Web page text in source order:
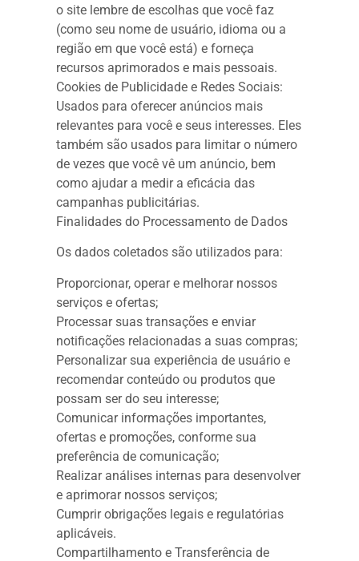
o site lembre de escolhas que você faz
(como seu nome de usuário, idioma ou a
região em que você está) e forneça
recursos aprimorados e mais pessoais.
Cookies de Publicidade e Redes Sociais:
Usados para oferecer anúncios mais
relevantes para você e seus interesses. Eles
também são usados para limitar o número
de vezes que você vê um anúncio, bem
como ajudar a medir a eficácia das
campanhas publicitárias.
Finalidades do Processamento de Dados
Os dados coletados são utilizados para:
Proporcionar, operar e melhorar nossos
serviços e ofertas;
Processar suas transações e enviar
notificações relacionadas a suas compras;
Personalizar sua experiência de usuário e
recomendar conteúdo ou produtos que
possam ser do seu interesse;
Comunicar informações importantes,
ofertas e promoções, conforme sua
preferência de comunicação;
Realizar análises internas para desenvolver
e aprimorar nossos serviços;
Cumprir obrigações legais e regulatórias
aplicáveis.
Compartilhamento e Transferência de